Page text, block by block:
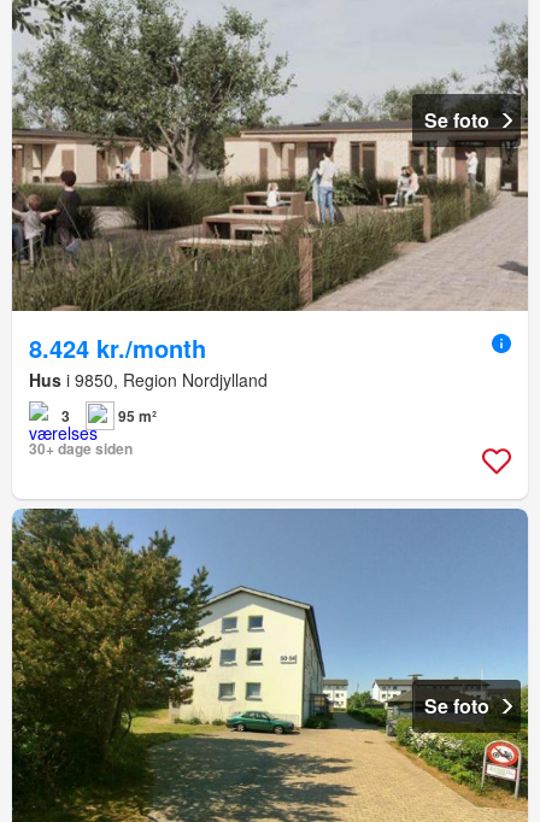
Se foto
8.424 kr./month
Hus i 9850, Region Nordjylland
3
95 m²
30+ dage siden
Se foto